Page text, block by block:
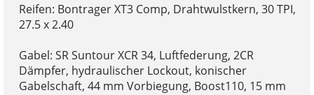
Reifen: Bontrager XT3 Comp, Drahtwulstkern, 30 TPI,
27.5 x 2.40
Gabel: SR Suntour XCR 34, Luftfederung, 2CR
Dämpfer, hydraulischer Lockout, konischer
Gabelschaft, 44 mm Vorbiegung, Boost110, 15 mm